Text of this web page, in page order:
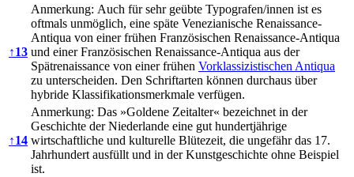
↑13
Anmerkung: Auch für sehr geübte Typografen/innen ist es
oftmals unmöglich, eine späte Venezianische Renaissance-
Antiqua von einer frühen Französischen Renaissance-Antiqua
und einer Französischen Renaissance-Antiqua aus der
Spätrenaissance von einer frühen Vorklassizistischen Antiqua
zu unterscheiden. Den Schriftarten können durchaus über
hybride Klassifikationsmerkmale verfügen.
↑14
Anmerkung: Das »Goldene Zeitalter« bezeichnet in der
Geschichte der Niederlande eine gut hundertjährige
wirtschaftliche und kulturelle Blütezeit, die ungefähr das 17.
Jahrhundert ausfüllt und in der Kunstgeschichte ohne Beispiel
ist.